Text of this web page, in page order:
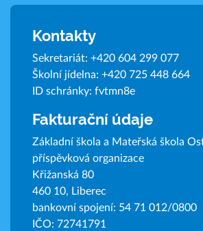
Kontakty
Sekretariát: +420 604 299 077
Školní jídelna: +420 725 448 664
ID schránky: fvtmn8e
Fakturační údaje
Základní škola a Mateřská škola
příspěvková organizace
Křižanská 80
460 10, Liberec
bankovní spojení: 54 71 012/0800
IČO: 72741791